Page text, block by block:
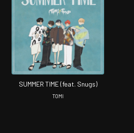
SUMMER TIME (feat. Snugs)
TOMI